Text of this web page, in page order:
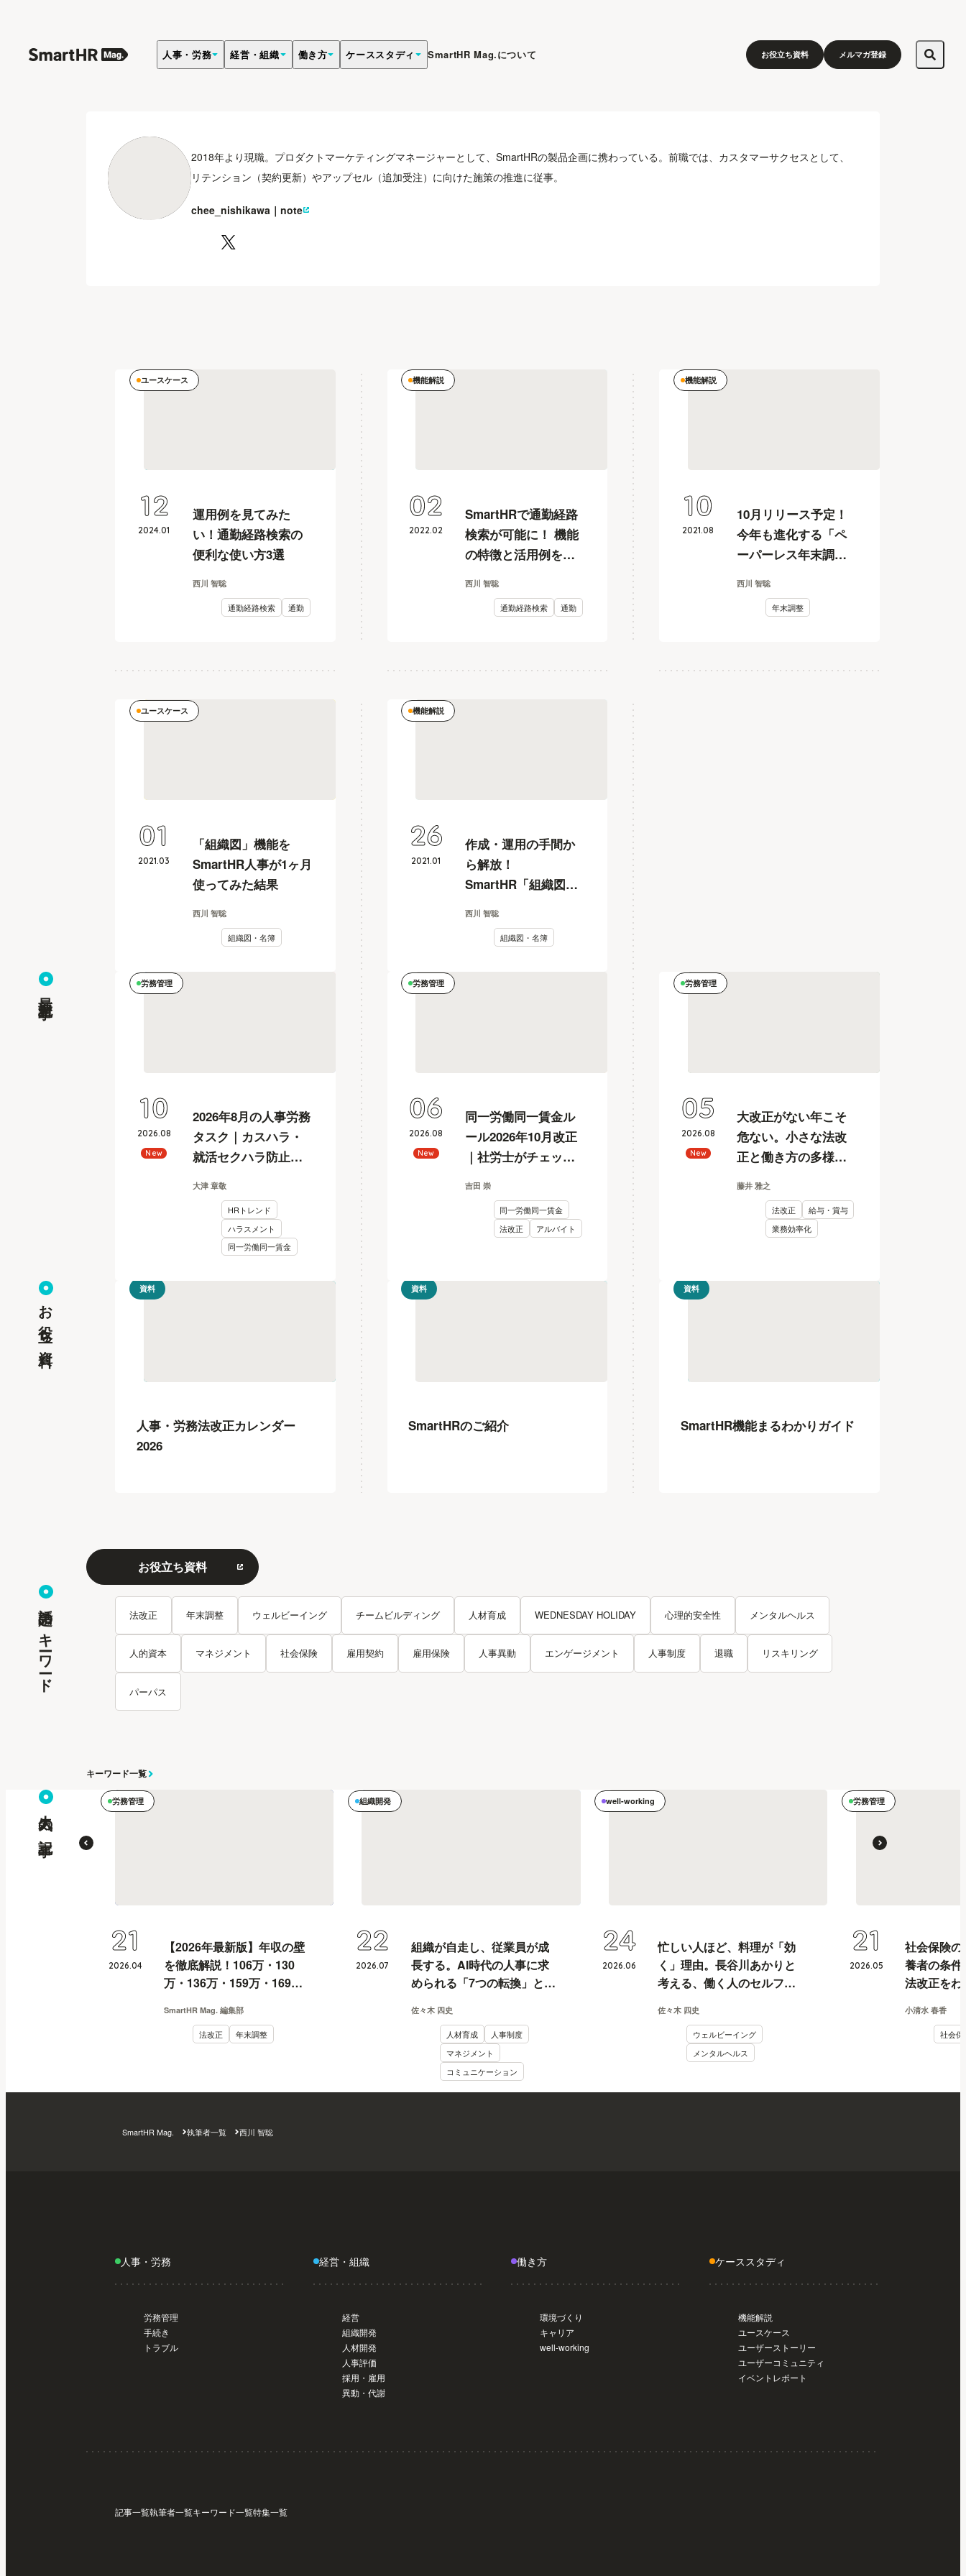
人事・労務 経営・組織 働き方 ケーススタディ SmartHR Mag.について お役立ち資料 メルマガ登録
2018年より現職。プロダクトマーケティングマネージャーとして、SmartHRの製品企画に携わっている。前職では、カスタマーサクセスとして、
リテンション（契約更新）やアップセル（追加受注）に向けた施策の推進に従事。
chee_nishikawa｜note
ユースケース
運用例を見てみた
い！通勤経路検索の
便利な使い方3選
西川 智聡
通勤経路検索 通勤
2024.01
12
機能解説
SmartHRで通勤経路
検索が可能に！ 機能
の特徴と活用例を解
西川 智聡
通勤経路検索 通勤
2022.02
02
機能解説
10月リリース予定！
今年も進化する「ペ
ーパーレス年末調
西川 智聡
年末調整
2021.08
10
ユースケース
「組織図」機能を
SmartHR人事が1ヶ月
使ってみた結果
西川 智聡
組織図・名簿
2021.03
01
機能解説
作成・運用の手間か
ら解放！
SmartHR「組織図」
西川 智聡
組織図・名簿
2021.01
26
労務管理
2026年8月の人事労務
タスク｜カスハラ・
就活セクハラ防止義
士が解説
大津 章敬
HRトレンド
ハラスメント
同一労働同一賃金
2026.08
10
New
労務管理
同一労働同一賃金ル
ール2026年10月改正
｜社労士がチェック
吉田 崇
同一労働同一賃金
法改正
アルバイト
2026.08
06
New
労務管理
大改正がない年こそ
危ない。小さな法改
正と働き方の多様化
算とリスク管理
藤井 雅之
法改正
給与・賞与
業務効率化
2026.08
05
New
お役立ち資料
資料
人事・労務法改正カレンダー
2026
資料
SmartHRのご紹介
資料
SmartHR機能まるわかりガイド
お役立ち資料
話題のキーワード 法改正 年末調整 ウェルビーイング チームビルディング 人材育成 WEDNESDAY HOLIDAY 心理的安全性 メンタルヘルス
人的資本 マネジメント 社会保険 雇用契約 雇用保険 人事異動 エンゲージメント 人事制度 退職 リスキリング
パーパス
キーワード一覧
人気の記事
労務管理
【2026年最新版】年収の壁
を徹底解説！106万・130
万・136万・159万・169
は？
SmartHR Mag. 編集部
法改正 年末調整
2026.04
21
組織開発
組織が自走し、従業員が成
長する。AI時代の人事に求
められる「7つの転換」と
佐々木 四史
人材育成
人事制度
マネジメント
コミュニケーション
2026.07
22
well-working
忙しい人ほど、料理が「効
く」理由。長谷川あかりと
考える、働く人のセルフケ
佐々木 四史
ウェルビーイング
メンタルヘルス
2026.06
24
労務管理
社会保険
養者の条
法改正を
小清水 春香
社会保
2026.05
21
SmartHR Mag. 執筆者一覧 西川 智聡
人事・労務
労務管理
手続き
トラブル
経営・組織
経営
組織開発
人材開発
人事評価
採用・雇用
異動・代謝
働き方
環境づくり
キャリア
well-working
ケーススタディ
機能解説
ユースケース
ユーザーストーリー
ユーザーコミュニティ
イベントレポート
記事一覧執筆者一覧キーワード一覧特集一覧